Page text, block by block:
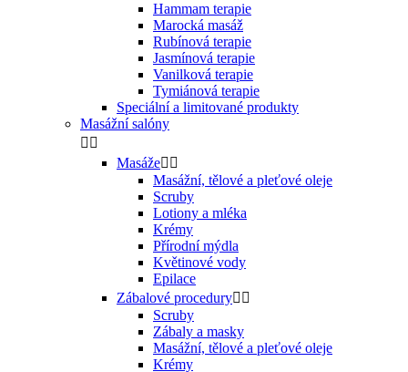
Hammam terapie
Marocká masáž
Rubínová terapie
Jasmínová terapie
Vanilková terapie
Tymiánová terapie
Speciální a limitované produkty
Masážní salóny
 
Masáže 
Masážní, tělové a pleťové oleje
Scruby
Lotiony a mléka
Krémy
Přírodní mýdla
Květinové vody
Epilace
Zábalové procedury 
Scruby
Zábaly a masky
Masážní, tělové a pleťové oleje
Krémy